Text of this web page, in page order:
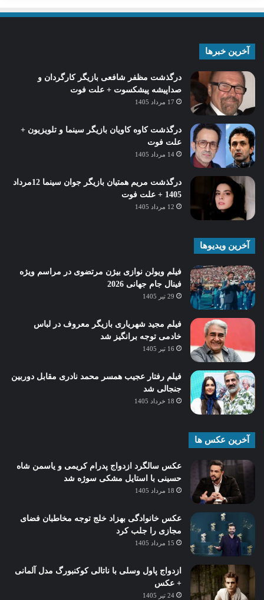
آخرین خبرها
درگذشت مظفر شافعی بازیگر کارگردان و
صداپیشه پیشکسوت + علت فوت
17 مرداد 1405
درگذشت کاوه کاویان بازیگر سینما و تلویزیون +
علت فوت
14 مرداد 1405
درگذشت مریم همتیان بازیگر جوان سینما 12مرداد
1405 + علت فوت
12 مرداد 1405
آخرین ویدیوها
فیلم ویولن نوازی بیژن مرتضوی در مراسم ویژه
فینال جام جهانی 2026
29 تیر 1405
فیلم مجید شهریاری بازیگر معروف در لباس
خادمی توجه برانگیز شد
16 تیر 1405
فیلم رفتار عجیب همسر محمد نادری مقابل دوربین
جنجالی شد
18 خرداد 1405
آخرین عکس ها
عکس سالگرد ازدواج پدرام کریمی و یاسمن شاه‌
حسینی با استایل مشکی سوژه شد
18 مرداد 1405
عکس خانوادگی بهزاد خلج توجه مخاطبان فضای
مجازی را جلب کرد
15 مرداد 1405
ازدواج پاول وسلی با ناتالی کوکنبورگ مدل آلمانی
+ عکس
24 تیر 1405